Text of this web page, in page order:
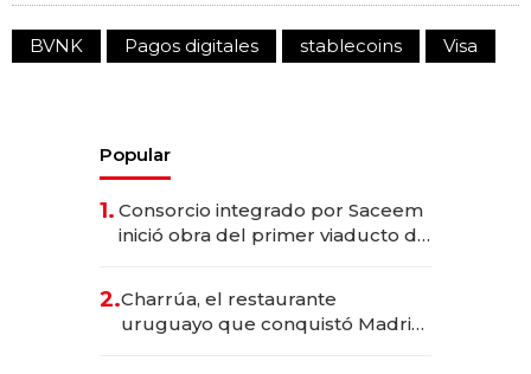
BVNK Pagos digitales stablecoins Visa
Popular
1. Consorcio integrado por Saceem
inició obra del primer viaducto de
millones
2.Charrúa, el restaurante
uruguayo que conquistó Madrid: